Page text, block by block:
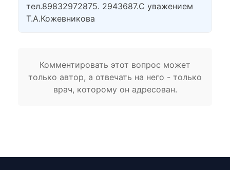
тел.89832972875. 2943687.С уважением
Т.А.Кожевникова
Комментировать этот вопрос может
только автор, а отвечать на него - только
врач, которому он адресован.